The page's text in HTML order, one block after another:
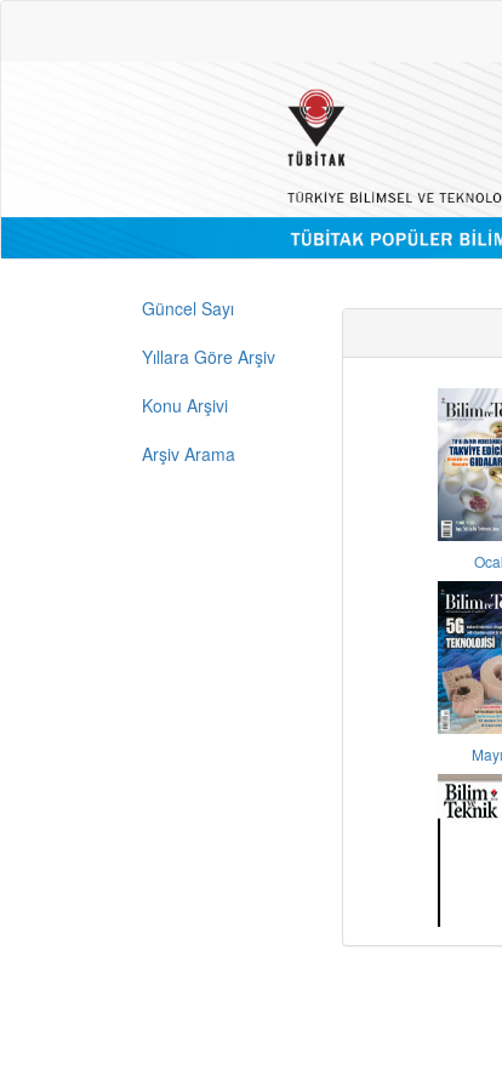
Güncel Sayı
Yıllara Göre Arşiv
Konu Arşivi
Arşiv Arama